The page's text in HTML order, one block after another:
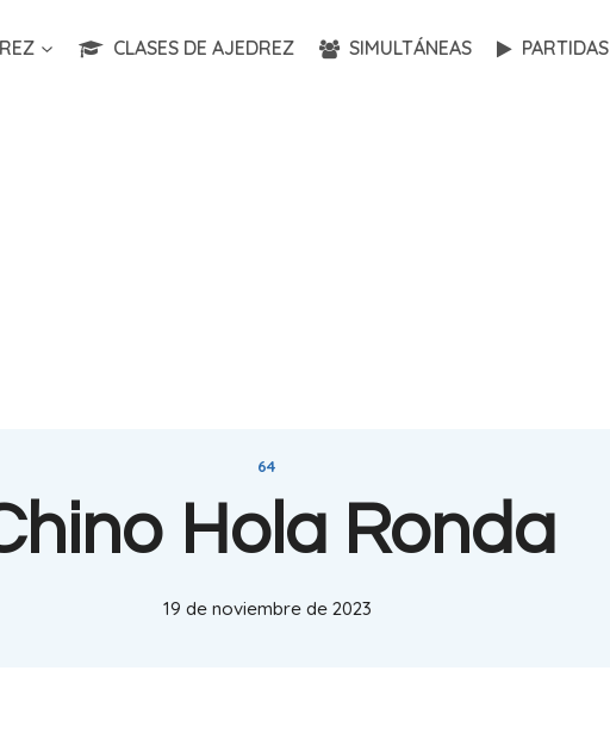
CLASES DE AJEDREZ SIMULTÁNEAS PARTIDAS
64
Hola Ronda
19 de noviembre de 2023